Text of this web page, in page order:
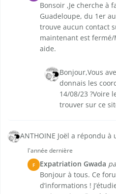
Bonsoir ,Je cherche à
Guadeloupe, du 1er
trouve aucun contact
maintenant est
aide.
Bonjour,Vous
donnais les
14/08/23 ?Voire
trouver sur ce
ANTHOINE Joël a répondu à
l'année dernière
F Expatriation Gwada
Bonjour à tous. Ce
d’informations !